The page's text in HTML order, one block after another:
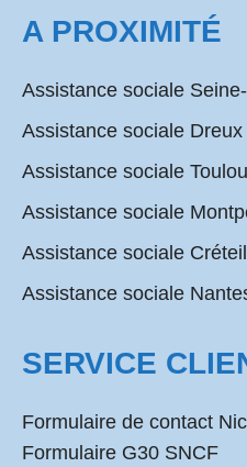
A PROXIMITÉ
Assistance sociale
Assistance sociale Dreux
Assistance sociale
Assistance sociale
Assistance sociale Créteil
Assistance sociale
SERVICE
Formulaire de contact
Formulaire G30 SNCF